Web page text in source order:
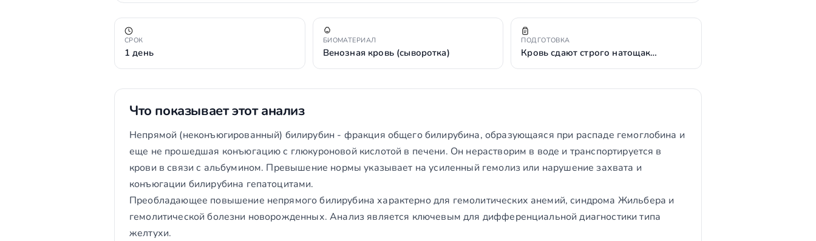
СРОК
1 день
БИОМАТЕРИАЛ
Венозная кровь (сыворотка)
ПОДГОТОВКА
Кровь сдают строго натощак…
Что показывает этот анализ
Непрямой (неконъюгированный) билирубин - фракция общего билирубина, образующаяся при распаде гемоглобина и
еще не прошедшая конъюгацию с глюкуроновой кислотой в печени. Он нерастворим в воде и транспортируется в
крови в связи с альбумином. Превышение нормы указывает на усиленный гемолиз или нарушение захвата и
конъюгации билирубина гепатоцитами.
Преобладающее повышение непрямого билирубина характерно для гемолитических анемий, синдрома Жильбера и
гемолитической болезни новорожденных. Анализ является ключевым для дифференциальной диагностики типа
желтухи.